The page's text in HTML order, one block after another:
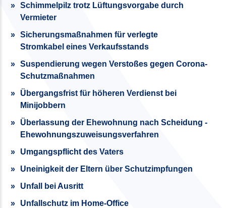
Schimmelpilz trotz Lüftungsvorgabe durch
Vermieter
Sicherungsmaßnahmen für verlegte
Stromkabel eines Verkaufsstands
Suspendierung wegen Verstoßes gegen Corona-
Schutzmaßnahmen
Übergangsfrist für höheren Verdienst bei
Minijobbern
Überlassung der Ehewohnung nach Scheidung -
Ehewohnungszuweisungsverfahren
Umgangspflicht des Vaters
Uneinigkeit der Eltern über Schutzimpfungen
Unfall bei Ausritt
Unfallschutz im Home-Office